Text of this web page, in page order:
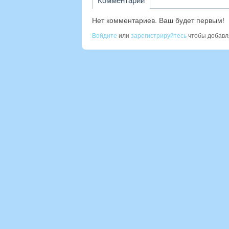
Нет комментариев. Ваш будет первым!
Войдите или зарегистрируйтесь чтобы